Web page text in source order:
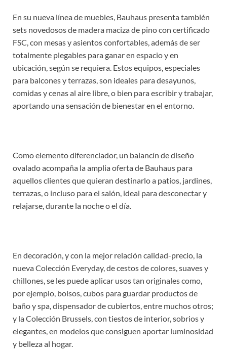
En su nueva línea de muebles, Bauhaus presenta también
sets novedosos de madera maciza de pino con certificado
FSC, con mesas y asientos confortables, además de ser
totalmente plegables para ganar en espacio y en
ubicación, según se requiera. Estos equipos, especiales
para balcones y terrazas, son ideales para desayunos,
comidas y cenas al aire libre, o bien para escribir y trabajar,
aportando una sensación de bienestar en el entorno.
Como elemento diferenciador, un balancín de diseño
ovalado acompaña la amplia oferta de Bauhaus para
aquellos clientes que quieran destinarlo a patios, jardines,
terrazas, o incluso para el salón, ideal para desconectar y
relajarse, durante la noche o el día.
En decoración, y con la mejor relación calidad-precio, la
nueva Colección Everyday, de cestos de colores, suaves y
chillones, se les puede aplicar usos tan originales como,
por ejemplo, bolsos, cubos para guardar productos de
baño y spa, dispensador de cubiertos, entre muchos otros;
y la Colección Brussels, con tiestos de interior, sobrios y
elegantes, en modelos que consiguen aportar luminosidad
y belleza al hogar.